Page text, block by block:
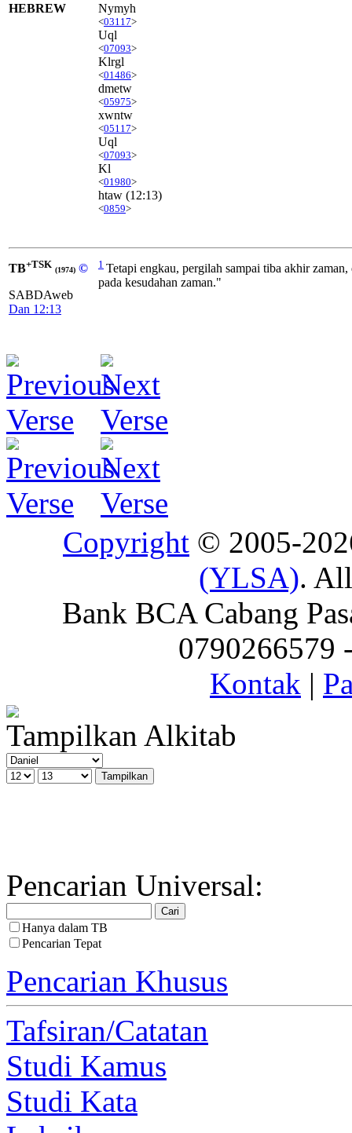
HEBREW
Nymyh
<03117>
Uql
<07093>
Klrgl
<01486>
dmetw
<05975>
xwntw
<05117>
Uql
<07093>
Kl
<01980>
htaw (12:13)
<0859>
TB+TSK (1974) ©
SABDAweb
Dan 12:13
1 Tetapi engkau, pergilah sampai tiba akhir
pada kesudahan zaman."
Copyright © 2005-
(YLSA).
Bank BCA Cabang
0790266579
Kontak |
Tampilkan Alkitab
Pencarian Universal:
Hanya dalam TB
Pencarian Tepat
Pencarian Khusus
Tafsiran/Catatan
Studi Kamus
Studi Kata